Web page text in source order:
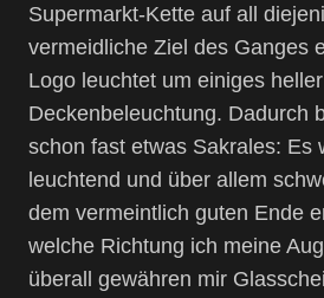
Supermarkt-Kette auf all
vermeidliche Ziel des Ganges
Logo leuchtet um einiges
Deckenbeleuchtung. Dadurch
schon fast etwas Sakrales: Es
leuchtend und über allem
dem vermeintlich guten Ende
welche Richtung ich meine
überall gewähren mir